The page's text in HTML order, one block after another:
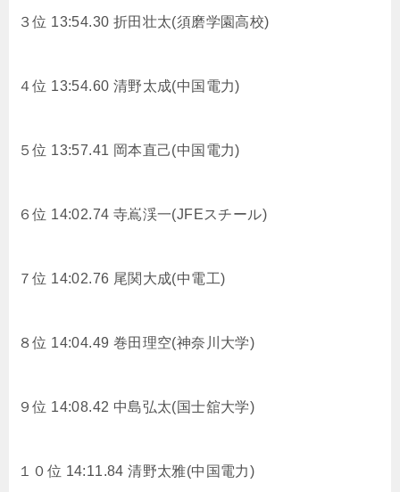
３位 13:54.30 折田壮太(須磨学園高校)
４位 13:54.60 清野太成(中国電力)
５位 13:57.41 岡本直己(中国電力)
６位 14:02.74 寺嶌渓一(JFEスチール)
７位 14:02.76 尾関大成(中電工)
８位 14:04.49 巻田理空(神奈川大学)
９位 14:08.42 中島弘太(国士舘大学)
１０位 14:11.84 清野太雅(中国電力)